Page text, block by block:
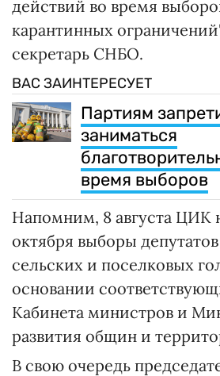
действий во время
карантинных
секретарь СНБО.
ВАС ЗАИНТЕРЕСУЕТ
Партиям
заниматься
время выборов
Напомним, 8 августа ЦИК
октября выборы
сельских и поселковых
основании
Кабинета министров и
развития общин и
В свою очередь